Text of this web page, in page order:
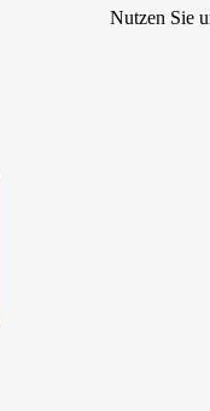
Nutzen Sie